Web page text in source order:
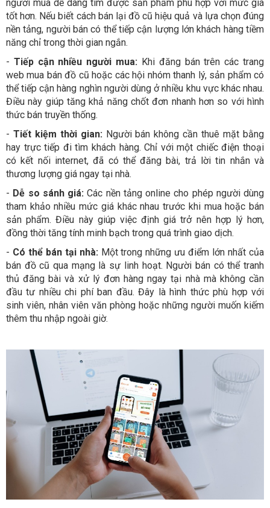
người mua dễ dàng tìm được sản phẩm phù hợp với mức giá
tốt hơn. Nếu biết cách bán lại đồ cũ hiệu quả và lựa chọn đúng
nền tảng, người bán có thể tiếp cận lượng lớn khách hàng tiềm
năng chỉ trong thời gian ngắn.
- Tiếp cận nhiều người mua: Khi đăng bán trên các trang
web mua bán đồ cũ hoặc các hội nhóm thanh lý, sản phẩm có
thể tiếp cận hàng nghìn người dùng ở nhiều khu vực khác nhau.
Điều này giúp tăng khả năng chốt đơn nhanh hơn so với hình
thức bán truyền thống.
- Tiết kiệm thời gian:Người bán không cần thuê mặt bằng
hay trực tiếp đi tìm khách hàng. Chỉ với một chiếc điện thoại
có kết nối internet, đã có thể đăng bài, trả lời tin nhắn và
thương lượng giá ngay tại nhà.
- Dễ so sánh giá: Các nền tảng online cho phép người dùng
tham khảo nhiều mức giá khác nhau trước khi mua hoặc bán
sản phẩm. Điều này giúp việc định giá trở nên hợp lý hơn,
đồng thời tăng tính minh bạch trong quá trình giao dịch.
- Có thể bán tại nhà: Một trong những ưu điểm lớn nhất của
bán đồ cũ qua mạng là sự linh hoạt. Người bán có thể tranh
thủ đăng bài và xử lý đơn hàng ngay tại nhà mà không cần
đầu tư nhiều chi phí ban đầu. Đây là hình thức phù hợp với
sinh viên, nhân viên văn phòng hoặc những người muốn kiếm
thêm thu nhập ngoài giờ.